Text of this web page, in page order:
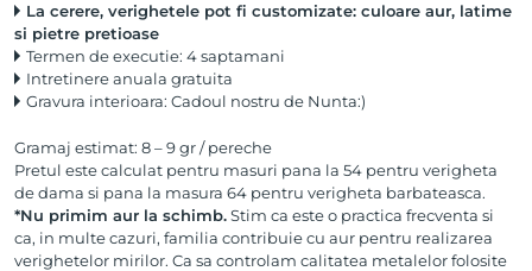
La cerere, verighetele pot fi customizate: culoare aur, latime
si pietre pretioase
Termen de executie: 4 saptamani
Intretinere anuala gratuita
Gravura interioara: Cadoul nostru de Nunta:)
Gramaj estimat: 8 – 9 gr / pereche
Pretul este calculat pentru masuri pana la 54 pentru verigheta
de dama si pana la masura 64 pentru verigheta barbateasca.
*Nu primim aur la schimb.Stim ca este o practica frecventa si
ca, in multe cazuri, familia contribuie cu aur pentru realizarea
verighetelor mirilor. Ca sa controlam calitatea metalelor folosite